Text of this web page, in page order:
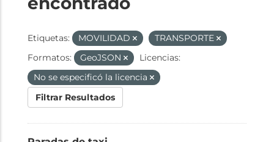
Etiquetas: MOVILIDAD
TRANSPORTE
Formatos:
GeoJSON
Licencias:
No se especificó la licencia
Filtrar Resultados